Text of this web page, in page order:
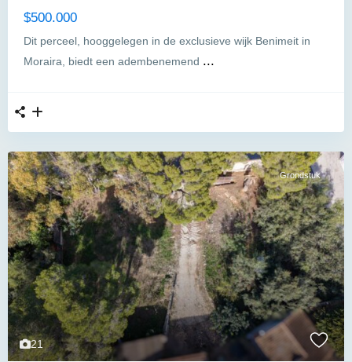
$500.000
Dit perceel, hooggelegen in de exclusieve wijk Benimeit in
Moraira, biedt een adembenemend ...
21
Grondstuk